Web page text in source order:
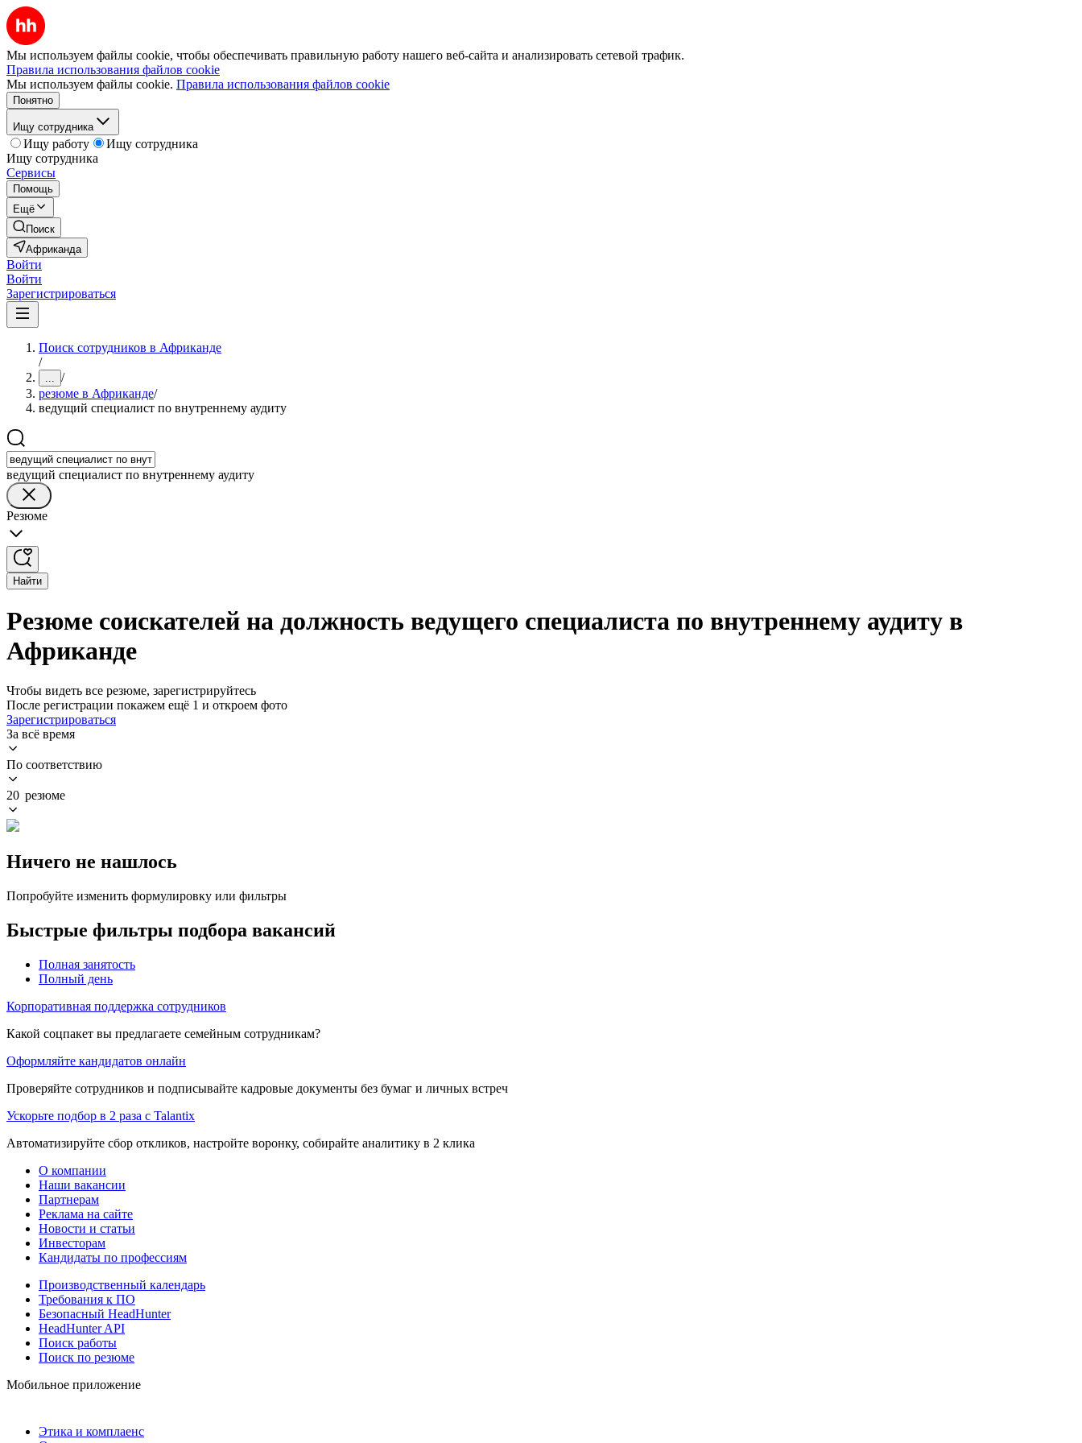
Мы используем файлы cookie, чтобы обеспечивать правильную работу нашего веб-сайта и анализировать сетевой трафик.
Правила использования файлов cookie
Мы используем файлы cookie. Правила использования файлов cookie
Понятно
Ищу сотрудника
Ищу работу
Ищу сотрудника
Ищу сотрудника
Сервисы
Помощь
Ещё
Поиск
Африканда
Войти
Войти
Зарегистрироваться
Поиск сотрудников в Африканде
/
... /
резюме в Африканде/
ведущий специалист по внутреннему аудиту
ведущий специалист по внутреннему аудиту
Резюме
Найти
Резюме соискателей на должность ведущего специалиста по внутреннему аудиту в
Африканде
Чтобы видеть все резюме, зарегистрируйтесь
После регистрации покажем ещё 1 и откроем фото
Зарегистрироваться
За всё время
По соответствию
20 резюме
Ничего не нашлось
Попробуйте изменить формулировку или фильтры
Быстрые фильтры подбора вакансий
Полная занятость
Полный день
Корпоративная поддержка сотрудников
Какой соцпакет вы предлагаете семейным сотрудникам?
Оформляйте кандидатов онлайн
Проверяйте сотрудников и подписывайте кадровые документы без бумаг и личных встреч
Ускорьте подбор в 2 раза с Talantix
Автоматизируйте сбор откликов, настройте воронку, собирайте аналитику в 2 клика
О компании
Наши вакансии
Партнерам
Реклама на сайте
Новости и статьи
Инвесторам
Кандидаты по профессиям
Производственный календарь
Требования к ПО
Безопасный HeadHunter
HeadHunter API
Поиск работы
Поиск по резюме
Мобильное приложение
Этика и комплаенс